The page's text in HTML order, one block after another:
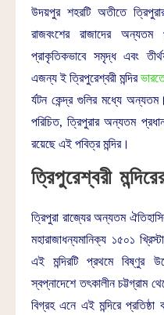
উদয়পুর শহরটি অতীতে
রাজবংশের রাজাদের
প্রাকৃতিকভাবে সমৃদ্ধ এবং
এজন্য ই ত্রিপুরেশ্বরী মন্দির
র্যটন কেন্দ্র গুলির মধ্যে
পরিচিত, ত্রিপুরার অন্যতম
রয়েছে এই পবিত্র মন্দির।
ত্রিপুরেশ্বরী
ত্রিপুরা রাজ্যের অন্যতম
মহারাজাধন্যমানিক্য ১৫০১
এই মন্দিরটি প্রথমে বিষ্ণুর
স্বপ্নাদেশে তৎকালীন চট্টগ্রাম
বিগ্রহ এনে এই মন্দিরে